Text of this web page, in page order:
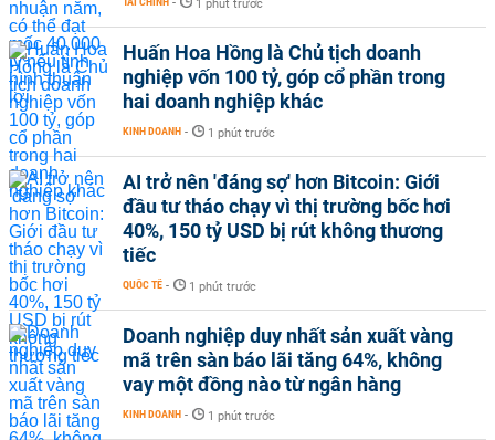
1 phút trước
Huấn Hoa Hồng là Chủ tịch doanh
nghiệp vốn 100 tỷ, góp cổ phần trong
hai doanh nghiệp khác
KINH DOANH - 1 phút trước
AI trở nên 'đáng sợ' hơn Bitcoin: Giới
đầu tư tháo chạy vì thị trường bốc hơi
40%, 150 tỷ USD bị rút không thương
tiếc
QUỐC TẾ - 1 phút trước
Doanh nghiệp duy nhất sản xuất vàng
mã trên sàn báo lãi tăng 64%, không
vay một đồng nào từ ngân hàng
KINH DOANH - 1 phút trước